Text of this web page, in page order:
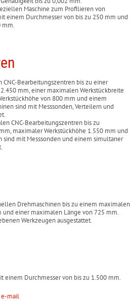
Maschine zum Profilieren von
einem Durchmesser von bis zu 250 mm und
mm.
Bearbeitungszentren bis zu einer
mm, einer maximalen Werkstückbreite
von 800 mm und einem
sind mit Messsonden, Verteilern und
CNC-Bearbeitungszentren bis zu
maximaler Werkstückhöhe 1.550 mm und
sind mit Messsonden und einem simultaner
Drehmaschinen bis zu einem maximalen
einer maximalen Länge von 725 mm.
Werkzeugen ausgestattet.
einem Durchmesser von bis zu 1.500 mm.
e-mail